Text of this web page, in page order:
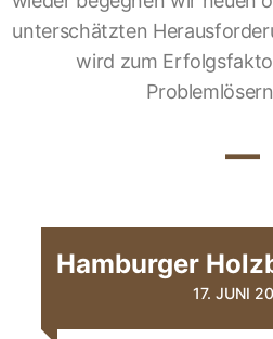
unterschätzten
wird zum
—
Hamburger
17. JUNI